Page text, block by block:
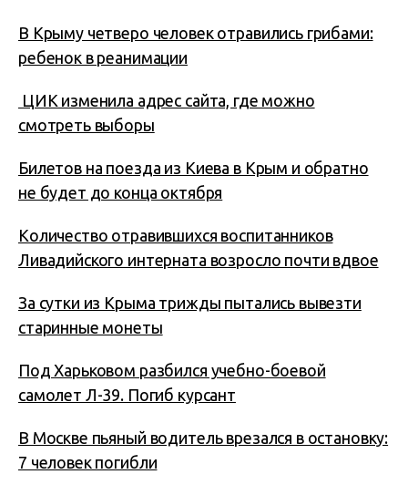
В Крыму четверо человек отравились грибами:
ребенок в реанимации
ЦИК изменила адрес сайта, где можно
смотреть выборы
Билетов на поезда из Киева в Крым и обратно
не будет до конца октября
Количество отравившихся воспитанников
Ливадийского интерната возросло почти вдвое
За сутки из Крыма трижды пытались вывезти
старинные монеты
Под Харьковом разбился учебно-боевой
самолет Л-39. Погиб курсант
В Москве пьяный водитель врезался в остановку:
7 человек погибли